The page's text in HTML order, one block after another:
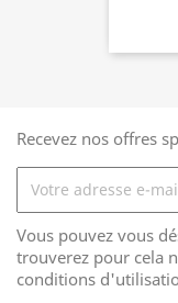
Recevez nos offres
Vous pouvez vous
trouverez pour cela
conditions